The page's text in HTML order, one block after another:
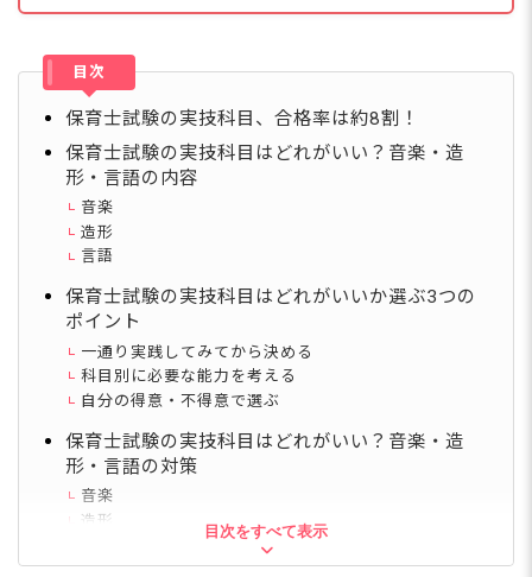
目次
保育士試験の実技科目、合格率は約8割！
保育士試験の実技科目はどれがいい？音楽・造
形・言語の内容
音楽
造形
言語
保育士試験の実技科目はどれがいいか選ぶ3つの
ポイント
一通り実践してみてから決める
科目別に必要な能力を考える
自分の得意・不得意で選ぶ
保育士試験の実技科目はどれがいい？音楽・造
形・言語の対策
音楽
造形
目次をすべて表示